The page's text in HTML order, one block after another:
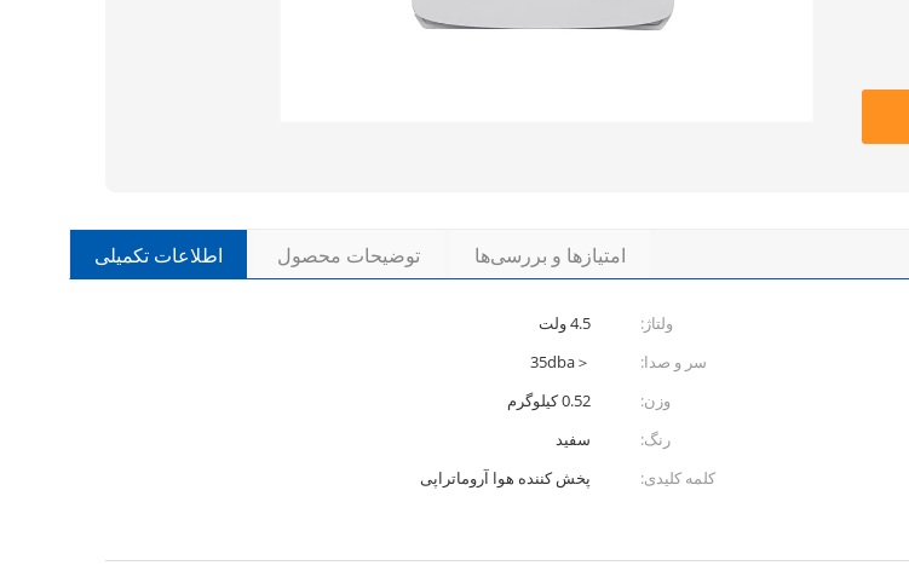
اطلاعات تکمیلی توضیحات محصول امتیازها و بررسی‌ها
ولتاژ:
4.5 ولت
سر و صدا:
＜35dba
وزن:
0.52 کیلوگرم
رنگ:
سفید
کلمه کلیدی:
پخش کننده هوا آروماتراپی